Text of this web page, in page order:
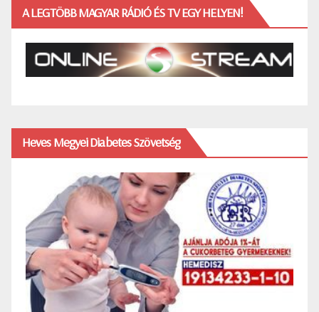
A LEGTÖBB MAGYAR RÁDIÓ ÉS TV EGY HELYEN!
Heves Megyei Diabetes Szövetség